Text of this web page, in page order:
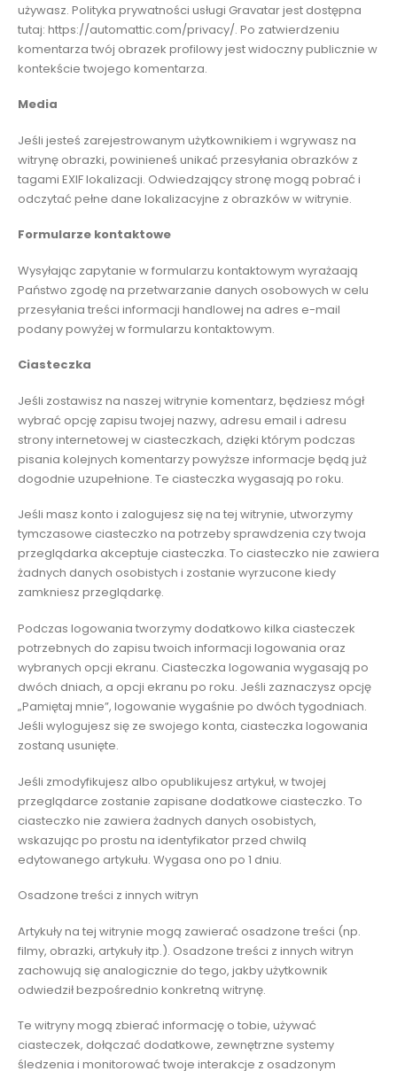
używasz. Polityka prywatności usługi Gravatar jest dostępna
tutaj: https://automattic.com/privacy/. Po zatwierdzeniu
komentarza twój obrazek profilowy jest widoczny publicznie w
kontekście twojego komentarza.
Media
Jeśli jesteś zarejestrowanym użytkownikiem i wgrywasz na
witrynę obrazki, powinieneś unikać przesyłania obrazków z
tagami EXIF lokalizacji. Odwiedzający stronę mogą pobrać i
odczytać pełne dane lokalizacyjne z obrazków w witrynie.
Formularze kontaktowe
Wysyłając zapytanie w formularzu kontaktowym wyrażaają
Państwo zgodę na przetwarzanie danych osobowych w celu
przesyłania treści informacji handlowej na adres e-mail
podany powyżej w formularzu kontaktowym.
Ciasteczka
Jeśli zostawisz na naszej witrynie komentarz, będziesz mógł
wybrać opcję zapisu twojej nazwy, adresu email i adresu
strony internetowej w ciasteczkach, dzięki którym podczas
pisania kolejnych komentarzy powyższe informacje będą już
dogodnie uzupełnione. Te ciasteczka wygasają po roku.
Jeśli masz konto i zalogujesz się na tej witrynie, utworzymy
tymczasowe ciasteczko na potrzeby sprawdzenia czy twoja
przeglądarka akceptuje ciasteczka. To ciasteczko nie zawiera
żadnych danych osobistych i zostanie wyrzucone kiedy
zamkniesz przeglądarkę.
Podczas logowania tworzymy dodatkowo kilka ciasteczek
potrzebnych do zapisu twoich informacji logowania oraz
wybranych opcji ekranu. Ciasteczka logowania wygasają po
dwóch dniach, a opcji ekranu po roku. Jeśli zaznaczysz opcję
„Pamiętaj mnie”, logowanie wygaśnie po dwóch tygodniach.
Jeśli wylogujesz się ze swojego konta, ciasteczka logowania
zostaną usunięte.
Jeśli zmodyfikujesz albo opublikujesz artykuł, w twojej
przeglądarce zostanie zapisane dodatkowe ciasteczko. To
ciasteczko nie zawiera żadnych danych osobistych,
wskazując po prostu na identyfikator przed chwilą
edytowanego artykułu. Wygasa ono po 1 dniu.
Osadzone treści z innych witryn
Artykuły na tej witrynie mogą zawierać osadzone treści (np.
filmy, obrazki, artykuły itp.). Osadzone treści z innych witryn
zachowują się analogicznie do tego, jakby użytkownik
odwiedził bezpośrednio konkretną witrynę.
Te witryny mogą zbierać informację o tobie, używać
ciasteczek, dołączać dodatkowe, zewnętrzne systemy
śledzenia i monitorować twoje interakcje z osadzonym